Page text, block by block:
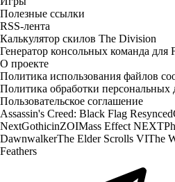
Полезные ссылки
RSS-лента
Калькулятор скилов The Division
Генератор консольных команда для
О проекте
Политика использования файлов
Политика обработки персональных
Пользовательское соглашение
Assassin's Creed: Black Flag Resynced
NextGothicinZOIMass Effect NEXT
DawnwalkerThe Elder Scrolls VIThe
Feathers